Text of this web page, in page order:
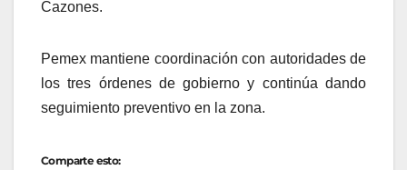
Cazones.
Pemex mantiene coordinación con autoridades de
los tres órdenes de gobierno y continúa dando
seguimiento preventivo en la zona.
Comparte esto: